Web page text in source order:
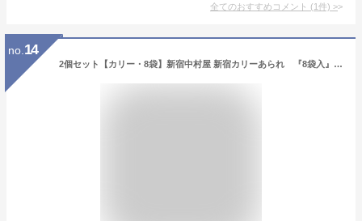
全てのおすすめコメント (1件) >
no. 14
2個セット【カリー・8袋】新宿中村屋 新宿カリーあられ 『8袋入』 定番 東京土産 手土産 お供え物 お菓子 銘菓